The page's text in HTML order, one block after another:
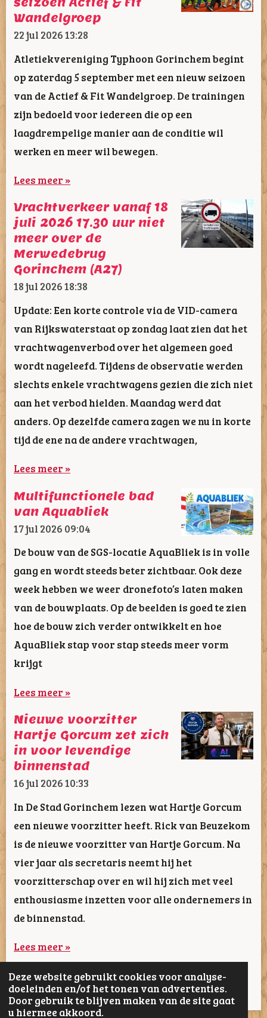
Deze website gebruikt cookies voor analyse-
doeleinden en/of het tonen van advertenties.
Door gebruik te blijven maken van de site gaat
u hiermee akkoord.
Wandelgroep
22 jul 202613:28
Atletiekvereniging Typhoon Gorinchem begint
op zaterdag 5 september met een nieuw seizoen
van de Actief & Fit Wandelgroep. De trainingen
zijn bedoeld voor iedereen die op een
laagdrempelige manier aan de conditie wil
werken en meer wil bewegen.
Lees meer »
Vrachtverkeer vanaf 18
juli 2026 17.30 uur niet
meer over de
Merwedebrug
Gorinchem (A27)
18 jul 202618:38
Update: Een korte controle via de VID-camera
van Rijkswaterstaat op zondag laat zien dat het
vrachtwagenverbod over het algemeen goed
wordt nageleefd. Tijdens de observatie werden
slechts enkele vrachtwagens gezien die zich niet
aan het verbod hielden. Maandag werd dat
anders. Op dezelfde camera zagen we nu in korte
tijd de ene na de andere vrachtwagen,
Lees meer »
Multifunctionele bad
van Aquabliek
17 jul 2026 09:04
De bouw van de SGS-locatie AquaBliek is in volle
gang en wordt steeds beter zichtbaar. Ook deze
week hebben we weer dronefoto’s laten maken
van de bouwplaats. Op de beelden is goed te zien
hoe de bouw zich verder ontwikkelt en hoe
AquaBliek stap voor stap steeds meer vorm
krijgt
Lees meer »
Nieuwe voorzitter
Hartje Gorcum zet zich
in voor levendige
binnenstad
16 jul 202610:33
In De Stad Gorinchem lezen wat Hartje Gorcum
een nieuwe voorzitter heeft. Rick van Beuzekom
is de nieuwe voorzitter van Hartje Gorcum. Na
vier jaar als secretaris neemt hij het
voorzitterschap over en wil hij zich met veel
enthousiasme inzetten voor alle ondernemers in
de binnenstad.
Lees meer »
1 2 3 4 5 62